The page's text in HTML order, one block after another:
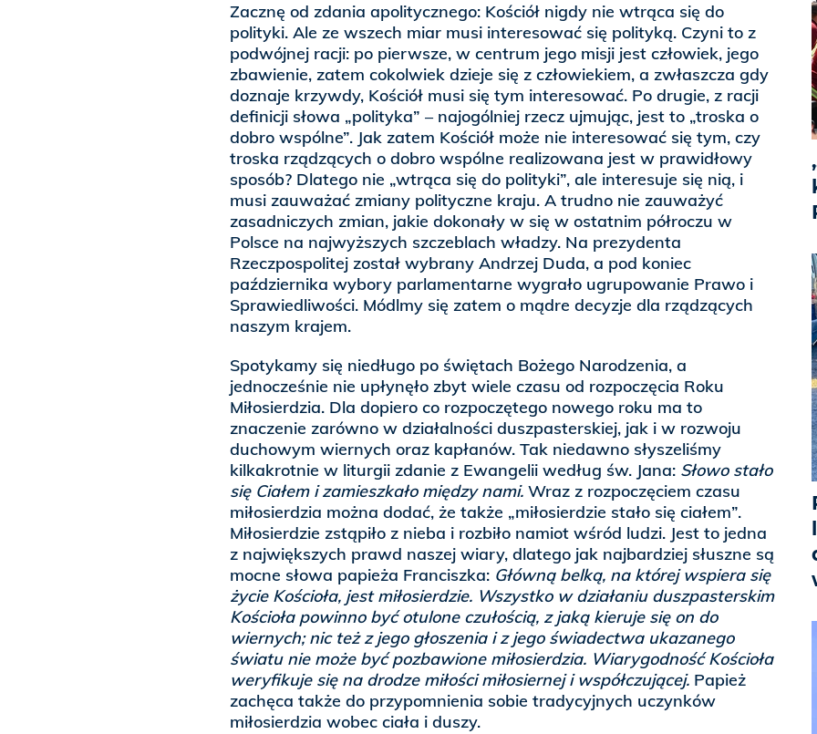
Zacznę od zdania apolitycznego: Kościół nigdy nie wtrąca się do
polityki. Ale ze wszech miar musi interesować się polityką. Czyni to z
podwójnej racji: po pierwsze, w centrum jego misji jest człowiek, jego
zbawienie, zatem cokolwiek dzieje się z człowiekiem, a zwłaszcza gdy
doznaje krzywdy, Kościół musi się tym interesować. Po drugie, z racji
definicji słowa „polityka” – najogólniej rzecz ujmując, jest to „troska o
dobro wspólne”. Jak zatem Kościół może nie interesować się tym, czy
troska rządzących o dobro wspólne realizowana jest w prawidłowy
sposób? Dlatego nie „wtrąca się do polityki”, ale interesuje się nią, i
musi zauważać zmiany polityczne kraju. A trudno nie zauważyć
zasadniczych zmian, jakie dokonały w się w ostatnim półroczu w
Polsce na najwyższych szczeblach władzy. Na prezydenta
Rzeczpospolitej został wybrany Andrzej Duda, a pod koniec
października wybory parlamentarne wygrało ugrupowanie Prawo i
Sprawiedliwości. Módlmy się zatem o mądre decyzje dla rządzących
naszym krajem.
Spotykamy się niedługo po świętach Bożego Narodzenia, a
jednocześnie nie upłynęło zbyt wiele czasu od rozpoczęcia Roku
Miłosierdzia. Dla dopiero co rozpoczętego nowego roku ma to
znaczenie zarówno w działalności duszpasterskiej, jak i w rozwoju
duchowym wiernych oraz kapłanów. Tak niedawno słyszeliśmy
kilkakrotnie w liturgii zdanie z Ewangelii według św. Jana: Słowo stało
się Ciałem i zamieszkało między nami. Wraz z rozpoczęciem czasu
miłosierdzia można dodać, że także „miłosierdzie stało się ciałem”.
Miłosierdzie zstąpiło z nieba i rozbiło namiot wśród ludzi. Jest to jedna
z największych prawd naszej wiary, dlatego jak najbardziej słuszne są
mocne słowa papieża Franciszka: Główną belką, na której wspiera się
życie Kościoła, jest miłosierdzie. Wszystko w działaniu duszpasterskim
Kościoła powinno być otulone czułością, z jaką kieruje się on do
wiernych; nic też z jego głoszenia i z jego świadectwa ukazanego
światu nie może być pozbawione miłosierdzia. Wiarygodność Kościoła
weryfikuje się na drodze miłości miłosiernej i współczującej. Papież
zachęca także do przypomnienia sobie tradycyjnych uczynków
miłosierdzia wobec ciała i duszy.